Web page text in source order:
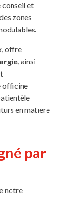
conseil et
zones
offre
, ainsi
officine
en matière
par
notre